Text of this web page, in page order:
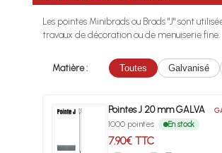
Les pointes Minibrads ou Brads "J" sont
travaux de décoration ou de menuiserie fine.
Matière : Toutes Galvanisé
Pointes J 20 mm GALVA
1000 pointes En stock
7.90€ TTC